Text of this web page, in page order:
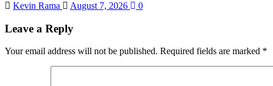
Kevin Rama August 7, 2026 0
Leave a Reply
Your email address will not be published. Required fields are marked *